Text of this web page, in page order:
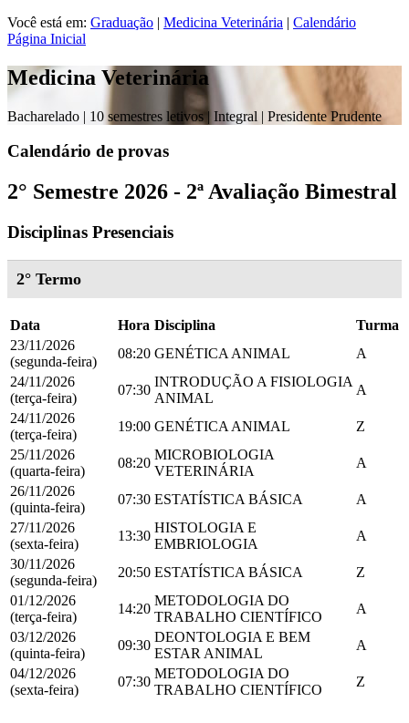
Você está em: Graduação | Medicina Veterinária | Calendário
Página Inicial
Medicina Veterinária
Bacharelado | 10 semestres letivos | Integral | Presidente Prudente
Calendário de provas
2° Semestre 2026 - 2ª Avaliação Bimestral
Disciplinas Presenciais
2° Termo
Data Hora Disciplina
Turma
23/11/2026
(segunda-feira)
08:20 GENÉTICA ANIMAL
A
24/11/2026
(terça-feira)
07:30
INTRODUÇÃO A FISIOLOGIA
ANIMAL
A
24/11/2026
(terça-feira)
19:00 GENÉTICA ANIMAL
Z
25/11/2026
(quarta-feira)
08:20
MICROBIOLOGIA
VETERINÁRIA
A
26/11/2026
(quinta-feira)
07:30 ESTATÍSTICA BÁSICA
A
27/11/2026
(sexta-feira)
13:30
HISTOLOGIA E
EMBRIOLOGIA
A
30/11/2026
(segunda-feira)
20:50 ESTATÍSTICA BÁSICA
Z
01/12/2026
(terça-feira)
14:20
METODOLOGIA DO
TRABALHO CIENTÍFICO
A
03/12/2026
(quinta-feira)
09:30
DEONTOLOGIA E BEM
ESTAR ANIMAL
A
04/12/2026
(sexta-feira)
07:30
METODOLOGIA DO
TRABALHO CIENTÍFICO
Z